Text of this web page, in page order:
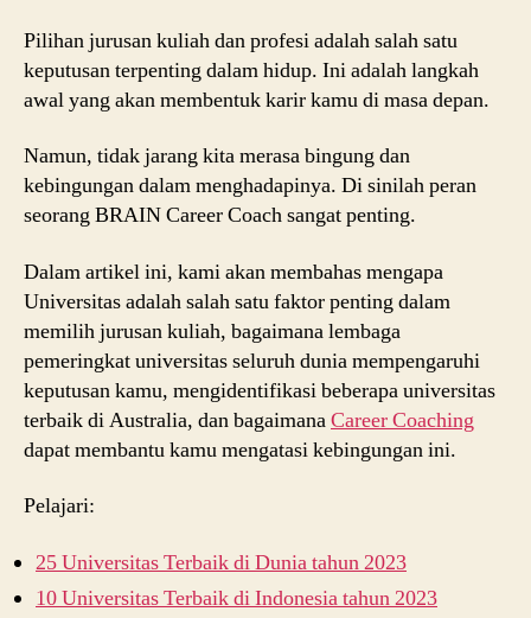
Pilihan jurusan kuliah dan profesi adalah salah satu
keputusan terpenting dalam hidup. Ini adalah langkah
awal yang akan membentuk karir kamu di masa depan.
Namun, tidak jarang kita merasa bingung dan
kebingungan dalam menghadapinya. Di sinilah peran
seorang BRAIN Career Coach sangat penting.
Dalam artikel ini, kami akan membahas mengapa
Universitas adalah salah satu faktor penting dalam
memilih jurusan kuliah, bagaimana lembaga
pemeringkat universitas seluruh dunia mempengaruhi
keputusan kamu, mengidentifikasi beberapa universitas
terbaik di Australia, dan bagaimanaCareer Coaching
dapat membantu kamu mengatasi kebingungan ini.
Pelajari:
25 Universitas Terbaik di Dunia tahun 2023
10 Universitas Terbaik di Indonesia tahun 2023